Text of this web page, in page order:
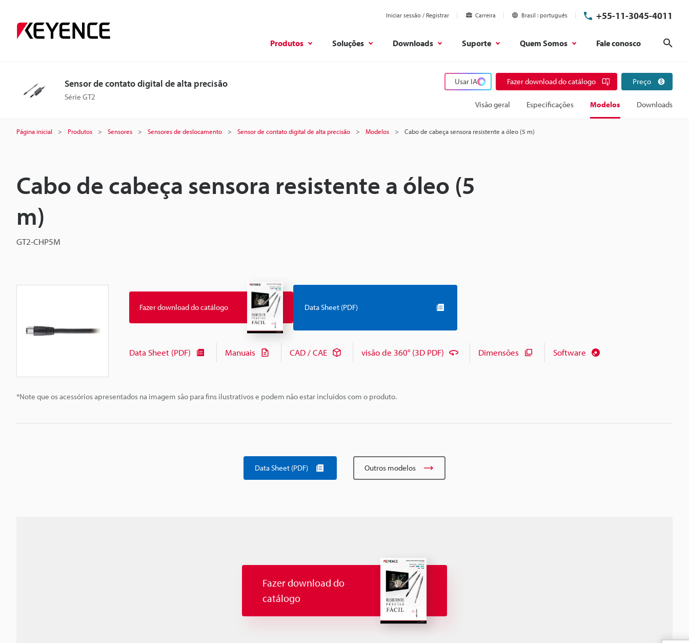
Iniciar sessão / Registrar Carreira Brasil português +55-11-3045-4011
Produtos Soluções Downloads Suporte Quem Somos Fale conosco
Sensor de contato digital de alta precisão
Série GT2
Usar IA Fazer download do catálogo Preço
Visão geral Especificações Modelos Downloads
Página inicial Produtos Sensores Sensores de deslocamento Sensor de contato digital de alta precisão Modelos Cabo de cabeça sensora resistente a óleo (5 m)
Cabo de cabeça sensora resistente a óleo (5
m)
GT2-CHP5M
*Note que os acessórios apresentados na imagem são para fins ilustrativos e podem não estar incluídos com o produto.
Fazer download do catálogo Data Sheet (PDF)
Data Sheet (PDF) Manuais CAD / CAE visão de 360° (3D PDF) Dimensões Software
Data Sheet (PDF) Outros modelos
Fazer download do
catálogo